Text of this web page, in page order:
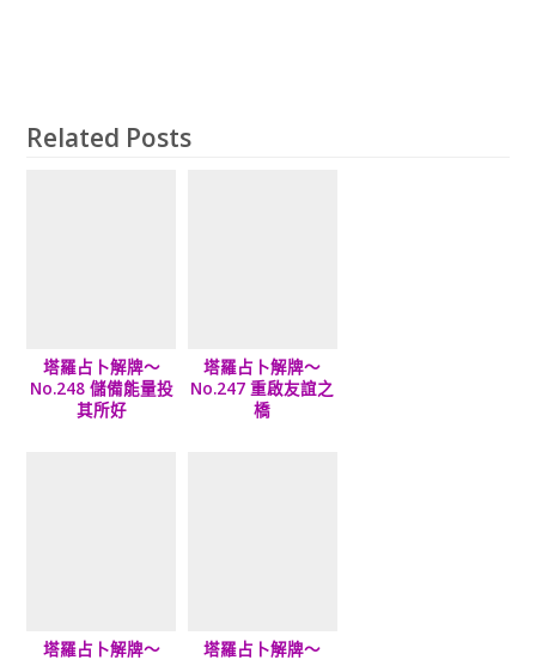
Related Posts
塔羅占卜解牌～
No.248 儲備能量投
其所好
塔羅占卜解牌～
No.247 重啟友誼之
橋
塔羅占卜解牌～ 塔羅占卜解牌～